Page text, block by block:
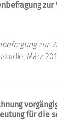
zur
März
für die